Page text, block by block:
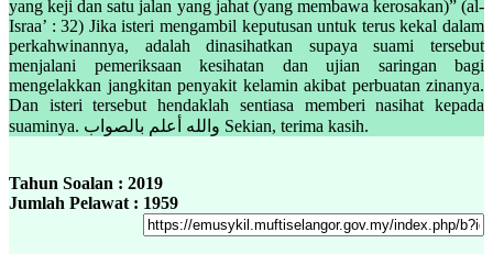
yang keji dan satu jalan yang jahat (yang membawa kerosakan)” (al-
Israa’ : 32) Jika isteri mengambil keputusan untuk terus kekal dalam
perkahwinannya, adalah dinasihatkan supaya suami tersebut
menjalani pemeriksaan kesihatan dan ujian saringan bagi
mengelakkan jangkitan penyakit kelamin akibat perbuatan zinanya.
Dan isteri tersebut hendaklah sentiasa memberi nasihat kepada
suaminya. والله أعلم بالصواب Sekian, terima kasih.
Tahun Soalan : 2019
Jumlah Pelawat : 1959